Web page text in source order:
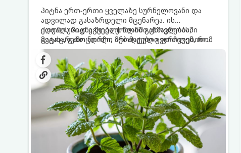
პიტნა ერთ-ერთი ყველაზე სურნელოვანი და
ადვილად გასაზრდელი მცენარეა. ის
იდეალურად ეგუება ქოთანში ცხოვრებას,
მეტიც, გამოცდილი მებაღეები გვირჩევენ, რომ
პიტნა მხოლოდ ქოთანში მოვიყვანოთ, რადგან
ღია გრუნტში (ბაღში) დარგვისას ის ფესვებით
ძალიან სწრაფად ვრცელდება და სხვა
მცენარეებს ავიწროებს.
ქოთნის პიტნა მთელი წლის განმავლობაში
გაგახარებთ ნორჩი, არომატული ფოთლებით
ჩაის, ლიმონათისა თუ კერძებისთვის.